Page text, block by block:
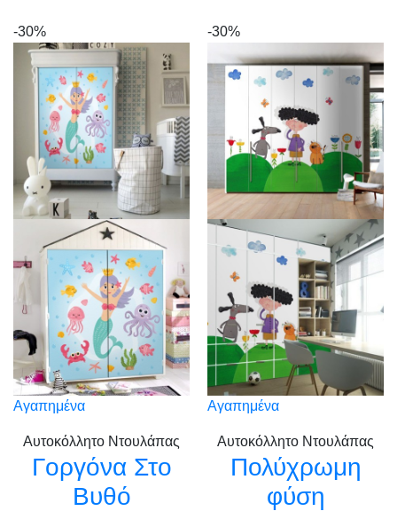
-30%
Αγαπημένα
Αυτοκόλλητο Ντουλάπας
Γοργόνα Στο
Βυθό
-30%
Αγαπημένα
Αυτοκόλλητο Ντουλάπας
Πολύχρωμη
φύση